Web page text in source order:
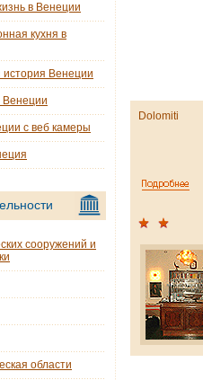
Dolomiti
в Венеции
кухня в
история Венеции
Венеции
с веб камеры
сооружений и
области